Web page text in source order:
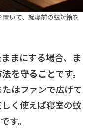
いて、就寝前の蚊対策を
まにする場合、ま
を守ることです。
はファンで広げて
く使えば寝室の蚊
す。